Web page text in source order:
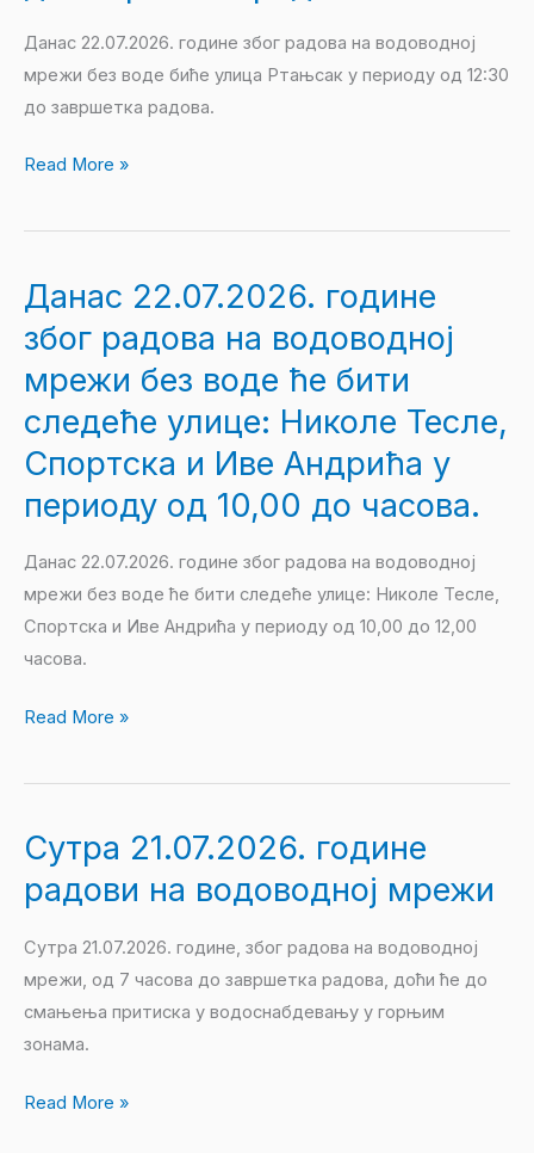
Данас 22.07.2026. године због радова на водоводној
мрежи без воде биће улица Ртањсак у периоду од 12:30
до завршетка радова.
водоводној
мрежи
без
воде
улица
у
од
12:30
завршетка
радова.
Read More »
Данас 22.07.2026. године
због радова на водоводној
мрежи без воде ће бити
следеће улице: Николе Тесле,
Спортска и Иве Андрића у
периоду од 10,00 до часова.
Данас 22.07.2026. године због радова на водоводној
мрежи без воде ће бити следеће улице: Николе Тесле,
Спортска и Иве Андрића у периоду од 10,00 до 12,00
часова.
Данас
22.07.2026.
године
због
радова
на
водоводној
мрежи
улице:
и
Иве
Андрића
часова.
Read More »
Сутра 21.07.2026. године
радови на водоводној мрежи
Сутра 21.07.2026. године, због радова на водоводној
мрежи, од 7 часова до завршетка радова, доћи ће до
смањења притиска у водоснабдевању у горњим
зонама.
Сутра
године
радови
Read More »